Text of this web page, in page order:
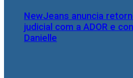
NewJeans anuncia
judicial com a ADOR e
Danielle